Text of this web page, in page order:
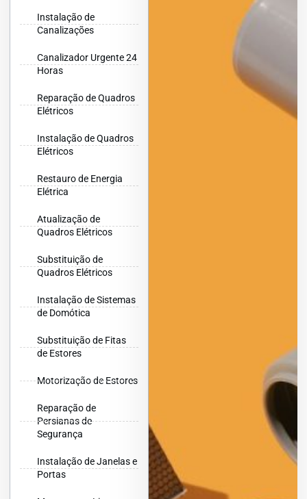
Instalação de
Canalizações
Canalizador Urgente 24
Horas
Reparação de Quadros
Elétricos
Instalação de Quadros
Elétricos
Restauro de Energia
Elétrica
Atualização de
Quadros Elétricos
Substituição de
Quadros Elétricos
Instalação de Sistemas
de Domótica
Substituição de Fitas
de Estores
Motorização de Estores
Reparação de
Persianas de
Segurança
Instalação de Janelas e
Portas